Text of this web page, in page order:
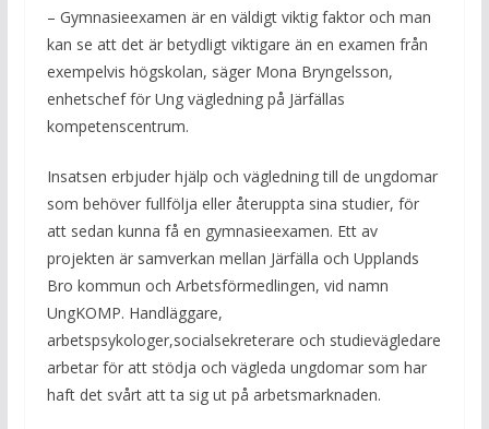
– Gymnasieexamen är en väldigt viktig faktor och man
kan se att det är betydligt viktigare än en examen från
exempelvis högskolan, säger Mona Bryngelsson,
enhetschef för Ung vägledning på Järfällas
kompetenscentrum.
Insatsen erbjuder hjälp och vägledning till de ungdomar
som behöver fullfölja eller återuppta sina studier, för
att sedan kunna få en gymnasieexamen. Ett av
projekten är samverkan mellan Järfälla och Upplands
Bro kommun och Arbetsförmedlingen, vid namn
UngKOMP. Handläggare,
arbetspsykologer,socialsekreterare och studievägledare
arbetar för att stödja och vägleda ungdomar som har
haft det svårt att ta sig ut på arbetsmarknaden.